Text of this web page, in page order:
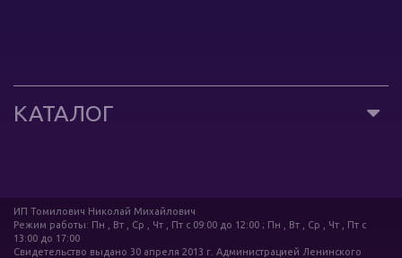
КАТАЛОГ
ИП Томилович Николай Михайлович
Режим работы: Пн , Вт , Ср , Чт , Пт c 09:00 до 12:00 ; Пн , Вт , Ср , Чт , Пт c
13:00 до 17:00
Свидетельство выдано 30 апреля 2013 г. Администрацией Ленинского